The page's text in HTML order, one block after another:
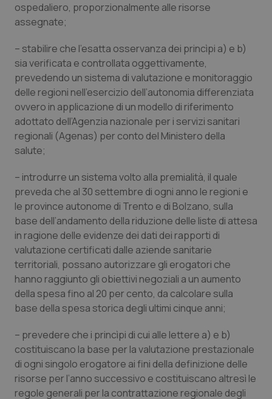
ospedaliero, proporzionalmente alle risorse
assegnate;
– stabilire che l’esatta osservanza dei princìpi a) e b)
sia verificata e controllata oggettivamente,
prevedendo un sistema di valutazione e monitoraggio
delle regioni nell’esercizio dell’autonomia differenziata
ovvero in applicazione di un modello di riferimento
adottato dell’Agenzia nazionale per i servizi sanitari
regionali (Agenas) per conto del Ministero della
salute;
– introdurre un sistema volto alla premialità, il quale
preveda che al 30 settembre di ogni anno le regioni e
le province autonome di Trento e di Bolzano, sulla
base dell’andamento della riduzione delle liste di attesa
in ragione delle evidenze dei dati dei rapporti di
valutazione certificati dalle aziende sanitarie
territoriali, possano autorizzare gli erogatori che
hanno raggiunto gli obiettivi negoziali a un aumento
della spesa fino al 20 per cento, da calcolare sulla
base della spesa storica degli ultimi cinque anni;
– prevedere che i princìpi di cui alle lettere a) e b)
costituiscano la base per la valutazione prestazionale
di ogni singolo erogatore ai fini della definizione delle
risorse per l’anno successivo e costituiscano altresì le
regole generali per la contrattazione regionale degli